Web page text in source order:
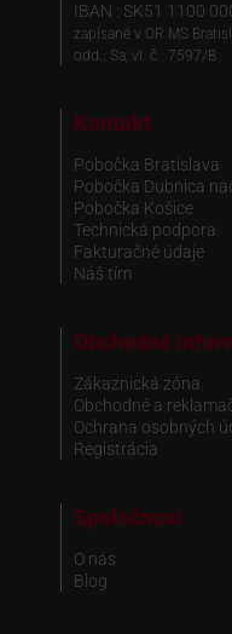
IBAN : SK51 1100
zapísané v OR MS
odd.: Sa, vl. č.: 7597/B
Kontakt
Pobočka Bratislava
Pobočka Dubnica
Pobočka Košice
Technická podpora
Fakturačné údaje
Náš tím
Obchodné
Zákaznická zóna
Obchodné a
Ochrana osobných
Registrácia
Spoločnosť
O nás
Blog